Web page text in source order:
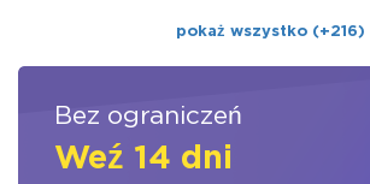
pokaż wszystko (+216)
Bez ograniczeń
Weź 14 dni